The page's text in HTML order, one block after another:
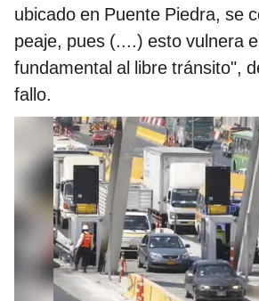
ubicado en Puente Piedra, se
peaje, pues (....) esto vulnera
fundamental al libre tránsito",
fallo.